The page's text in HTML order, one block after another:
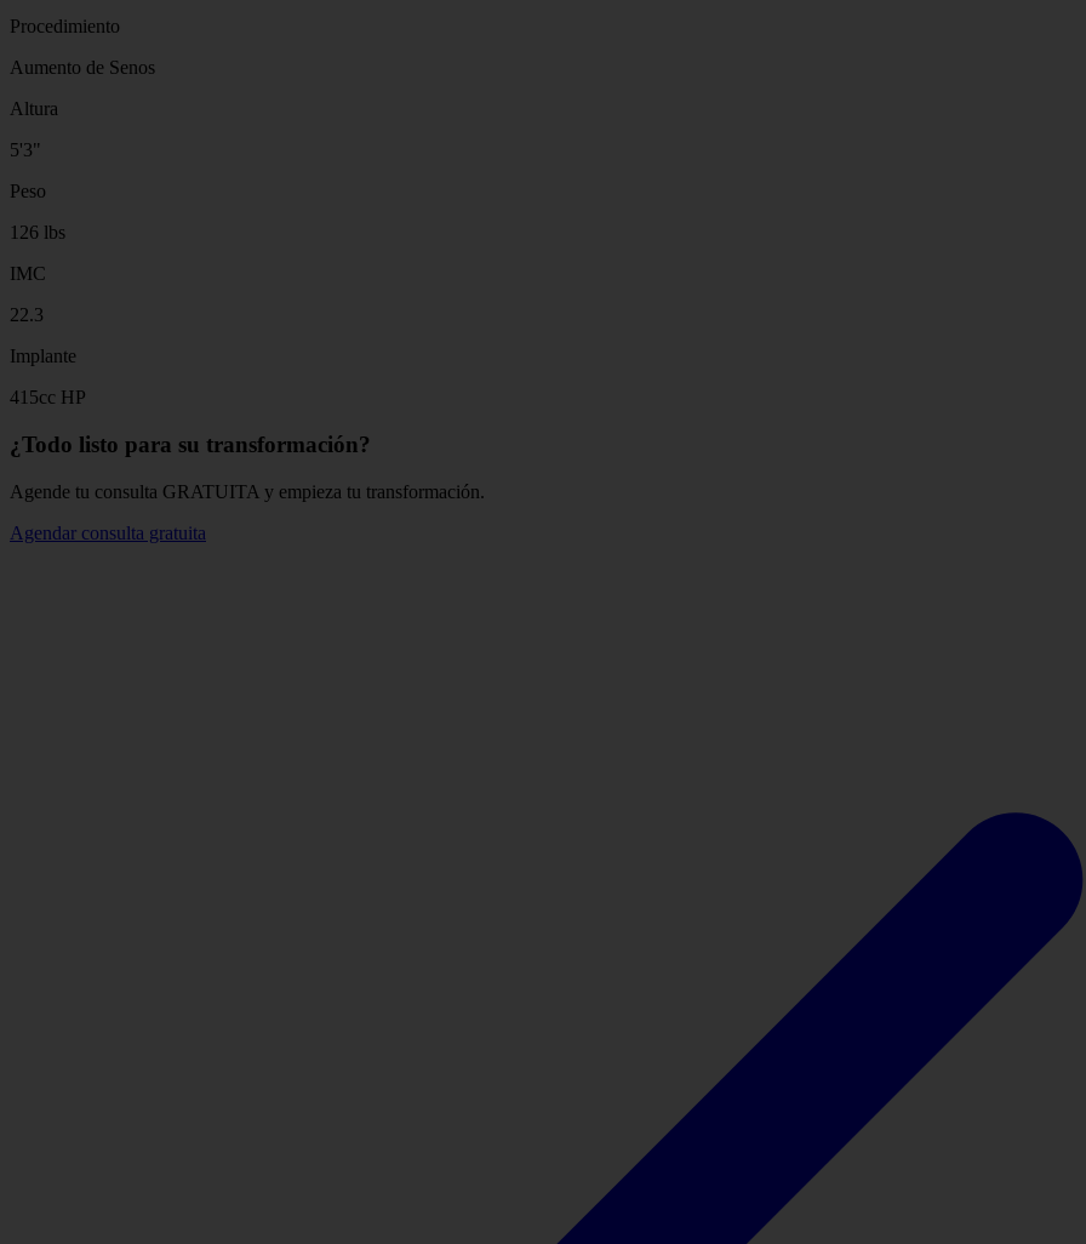
Procedimiento
Aumento de Senos
Altura
5'3"
Peso
126 lbs
IMC
22.3
Implante
415cc HP
¿Todo listo para su transformación?
Agende tu consulta GRATUITA y empieza tu transformación.
Agendar consulta gratuita